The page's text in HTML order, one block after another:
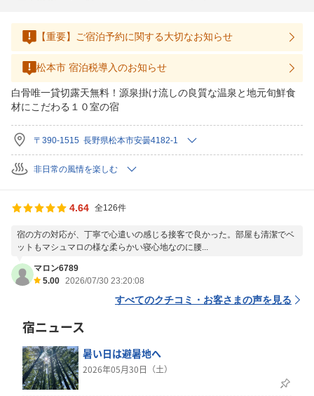
【重要】ご宿泊予約に関する大切なお知らせ
松本市 宿泊税導入のお知らせ
白骨唯一貸切露天無料！源泉掛け流しの良質な温泉と地元旬鮮食
材にこだわる１０室の宿
〒390-1515 長野県松本市安曇4182-1
非日常の風情を楽しむ
4.64 全126件
宿の方の対応が、丁寧で心遣いの感じる接客で良かった。部屋も清潔でベ
ットもマシュマロの様な柔らかい寝心地なのに腰...
マロン6789
5.00 2026/07/30 23:20:08
すべてのクチコミ・お客さまの声を見る
宿ニュース
暑い日は避暑地へ
2026年05月30日（土）